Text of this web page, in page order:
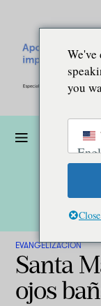
EVANGELIZACIÓN
Santa
ojos
We've
you